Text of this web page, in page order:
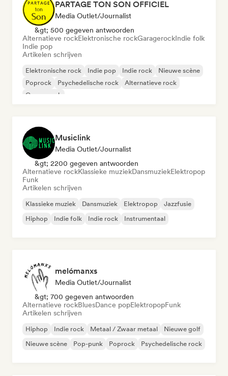
PARTAGE TON SON OFFICIEL
Media Outlet/Journalist
&gt; 500 gegeven antwoorden
Alternatieve rockElektronische rockGaragerockIndie folk
Indie pop
Artikelen schrijven
Elektronische rock Indie pop Indie rock
Nieuwe scène
Poprock
Psychedelische rock
Alternatieve rock
Garagerock
Musiclink
Media Outlet/Journalist
&gt; 2200 gegeven antwoorden
Alternatieve rockKlassieke muziekDansmuziekElektropop
Funk
Artikelen schrijven
Klassieke muziek Dansmuziek Elektropop
Jazzfusie
Hiphop
Indie folk Indie rock Instrumentaal
melómanxs
Media Outlet/Journalist
&gt; 700 gegeven antwoorden
Alternatieve rockBluesDance popElektropopFunk
Artikelen schrijven
Hiphop Indie rock Metaal / Zwaar metaal
Nieuwe golf
Nieuwe scène
Pop-punk Poprock Psychedelische rock